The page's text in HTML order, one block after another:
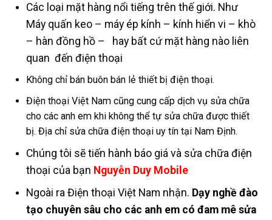
Các loại mặt hàng nổi tiếng trên thế giới. Như
Máy quấn keo – máy ép kính – kính hiển vi – khò
– hàn đồng hồ – hay bất cứ mặt hàng nào liên
quan đến điện thoại
Không chỉ bán buôn bán lẻ thiết bị điện thoại.
Điện thoại Việt Nam cũng cung cấp dịch vụ sửa chữa
cho các anh em khi không thể tự sửa chữa được thiết
bị. Địa chỉ sửa chữa điện thoại uy tín tại Nam Định.
Chúng tôi sẽ tiến hành báo giá và sửa chữa điện
thoại của bạn Nguyễn Duy Mobile
Ngoài ra Điện thoại Việt Nam nhận. Dạy nghề đào
tạo chuyên sâu cho các anh em có đam mê sửa